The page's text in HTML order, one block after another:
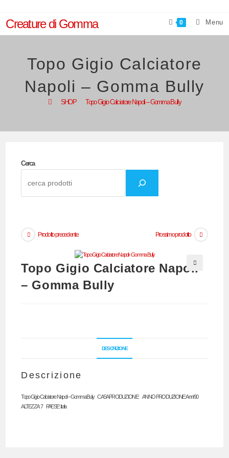
Creature di Gomma 0 Menu
Topo Gigio Calciatore
Napoli – Gomma Bully
SHOP Topo Gigio Calciatore Napoli – Gomma Bully
Cerca
Prodotto precedente Prossimo prodotto
Topo Gigio Calciatore Napoli
– Gomma Bully
DESCRIZIONE
Descrizione
Topo Gigio Calciatore Napoli – Gomma Bully CASA PRODUZIONE: ANNO PRODUZIONE: Anni ‘90
ALTEZZA: 7 PAESE: Italia